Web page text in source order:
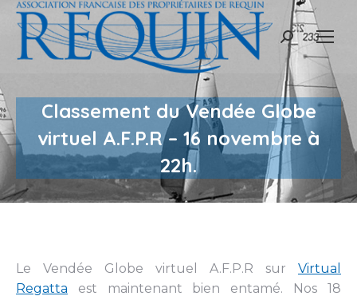
Recherche
Classement du Vendée Globe
virtuel A.F.P.R – 16 novembre à
22h.
Le Vendée Globe virtuel A.F.P.R sur Virtual
Regatta est maintenant bien entamé. Nos 18